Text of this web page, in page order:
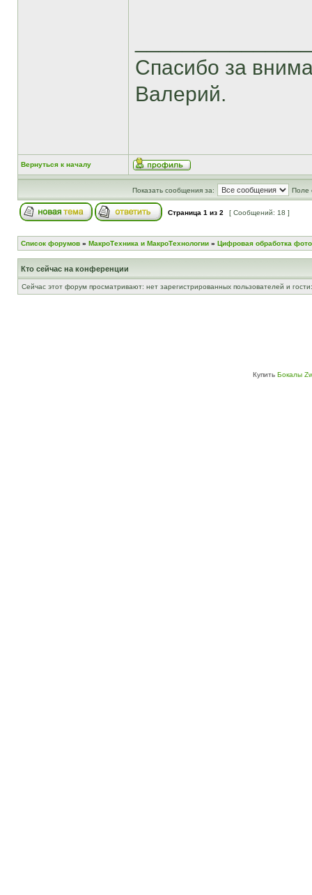
Спасибо за
Валерий.
Вернуться к началу
Показать сообщения за: Поле
Страница 1 из 2 [ Сообщений: 18 ]
Список форумов » МакроТехника и МакроТехнологии » Цифровая обработка
Кто сейчас на конференции
Сейчас этот форум просматривают: нет зарегистрированных пользователей и
Купить Бокалы